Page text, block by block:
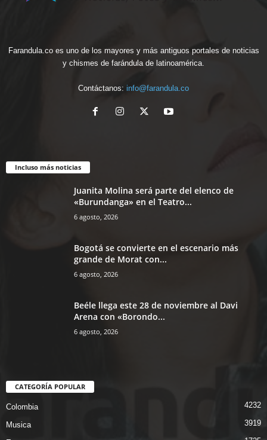
Farandula.co es uno de los mayores y más antiguos portales de noticias
y chismes de farándula de latinoamérica.
Contáctanos: info@farandula.co
Incluso más noticias
Juanita Molina será parte del elenco de
«Burundanga» en el Teatro...
6 agosto, 2026
Bogotá se convierte en el escenario más
grande de Morat con...
6 agosto, 2026
Beéle llega este 28 de noviembre al Davi
Arena con «Borondo...
6 agosto, 2026
CATEGORÍA POPULAR
Colombia 4232
Musica 3919